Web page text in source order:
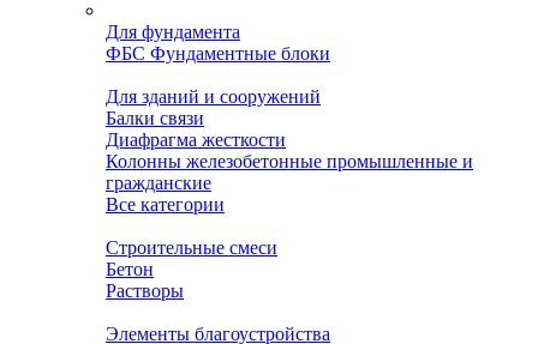
Для фундамента
ФБС Фундаментные блоки
Для зданий и сооружений
Балки связи
Диафрагма жесткости
Колонны железобетонные промышленные и
гражданские
Все категории
Строительные смеси
Бетон
Растворы
Элементы благоустройства